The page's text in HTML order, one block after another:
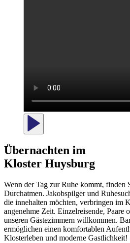
Übernachten im
Kloster Huysburg
Wenn der Tag zur Ruhe kommt, finden
Durchatmen. Jakobs­pilger und
die innehalten möchten, verbringen im
angenehme Zeit. Einzel­reisende, Paare
unseren Gäste­zimmern willkommen.
ermöglichen einen komfortablen
Klosterleben und moderne Gastlichkeit!